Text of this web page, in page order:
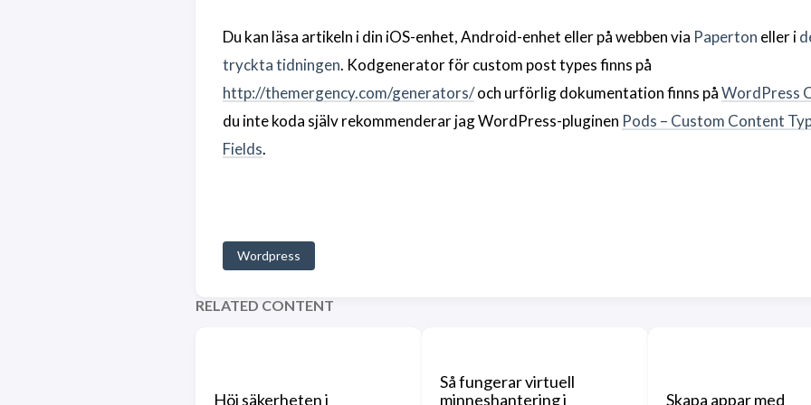
Du kan läsa artikeln i din iOS-enhet, Android-enhet eller på webben via Paperton eller i
tryckta tidningen. Kodgenerator för custom post types finns på
http://themergency.com/generators/och urförlig dokumentation finns påWordPress
du inte koda själv rekommenderar jag WordPress-pluginen Pods – Custom Content
Fields.
Wordpress
RELATED CONTENT
Höj säkerheten i
Så fungerar virtuell
minneshantering i
Skapa appar med